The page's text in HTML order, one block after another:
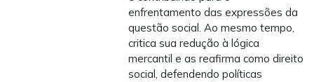
enfrentamento das expressões da
questão social. Ao mesmo tempo,
critica sua redução à lógica
mercantil e as reafirma como direito
social, defendendo políticas